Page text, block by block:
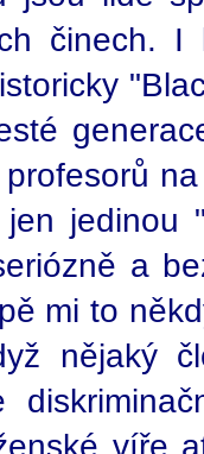
činech. I
jedinou
a
mi to
nějaký
víře